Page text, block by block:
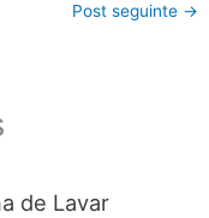
Post seguinte →
de Lavar